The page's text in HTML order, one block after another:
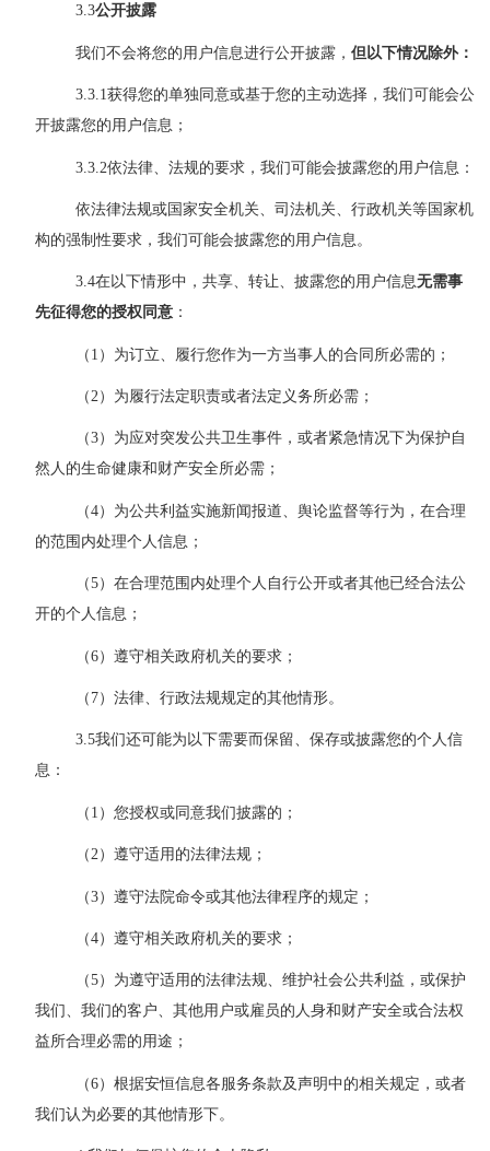
3.3公开披露
我们不会将您的用户信息进行公开披露，但以下情况除外：
3.3.1获得您的单独 同意或基于您的主动选择，我们可能会公
开披露您的用户信息；
3.3 .2依法律、法规的要求，我们可能会披露您的用户信息：
依法律法规或国家安全机关、司法机关、行政机关等国家机
构的强制性要求，我们可能会披露您的用户信息。
3.4在以下情形中，共享、转让、披露您的用户信息无需事
先征得您的授权同意 ：
（1 ）为订立、履行您作为一方当事人的合同所必需的；
（2）为履行法定职责或者法定义务所必需；
（3）为应对突发公共卫生事件，或者紧急情况下为保护自
然人的生命健康和财产安全所必需；
（4）为公共利益实施新闻报道、舆论监督等行为，在合理
的范围内处理个人信息；
（5）在合理范围内处理个人自行公开或者其他已经合法公
开的个人信息；
（6）遵守相关政府机关的要求；
（ 7）法律、行政法规规定的其他情形。
3.5我们还可能为以下需要而保留、保存或披露您的个人信
息：
（ 1 ）您授权或同意我们披露的；
（2）遵守适用的法律法规；
（3）遵守法院命令或其他法律程序的规定；
（4）遵守相关政府机关的要求；
（5）为遵守适用的法律法规、维护社会公共利益，或保护
我们、我们的客户、其他用户或雇员的人身和财产安全或合法权
益所合理必需的用途；
（6）根据安恒信息各服务条款及声明中的相关规定，或者
我们认为必要的其他情形下。